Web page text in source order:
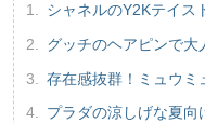
シャネルのY2Kテイス
グッチのヘアピンで大
存在感抜群！ミュウミ
プラダの涼しげな夏向